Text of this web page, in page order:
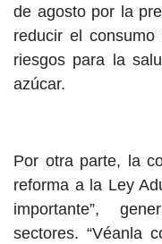
de agosto por la
reducir el
riesgos para la
azúcar.
Por otra parte, la
reforma a la Ley
importante”,
sectores. “Véanla